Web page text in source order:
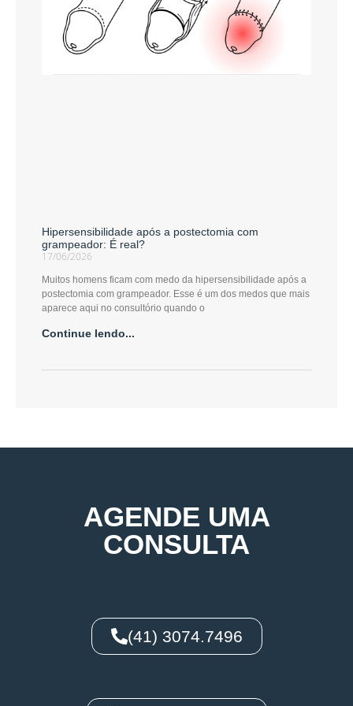
Hipersensibilidade após a postectomia com
grampeador: É real?
17/06/2026
Muitos homens ficam com medo da hipersensibilidade após a
postectomia com grampeador. Esse é um dos medos que mais
aparece aqui no consultório quando o
Continue lendo...
AGENDE UMA
CONSULTA
(41) 3074.7496